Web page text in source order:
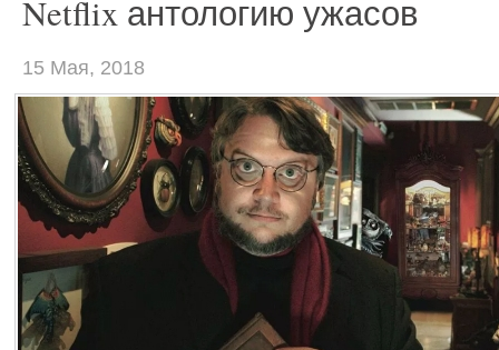
Netflix антологию ужасов
15 Мая, 2018